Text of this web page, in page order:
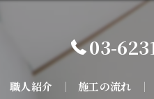
03-
職人紹介 施工の流れ